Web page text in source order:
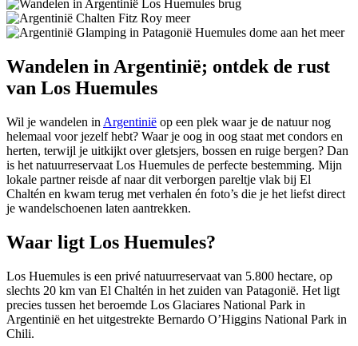
Wandelen in Argentinië; ontdek de rust
van Los Huemules
Wil je wandelen in Argentinië op een plek waar je de natuur nog
helemaal voor jezelf hebt? Waar je oog in oog staat met condors en
herten, terwijl je uitkijkt over gletsjers, bossen en ruige bergen? Dan
is het natuurreservaat Los Huemules de perfecte bestemming. Mijn
lokale partner reisde af naar dit verborgen pareltje vlak bij El
Chaltén en kwam terug met verhalen én foto’s die je het liefst direct
je wandelschoenen laten aantrekken.
Waar ligt Los Huemules?
Los Huemules is een privé natuurreservaat van 5.800 hectare, op
slechts 20 km van El Chaltén in het zuiden van Patagonië. Het ligt
precies tussen het beroemde Los Glaciares National Park in
Argentinië en het uitgestrekte Bernardo O’Higgins National Park in
Chili.